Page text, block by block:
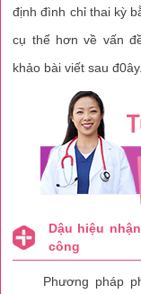
định đình chỉ thai kỳ
cụ thể hơn về vấn
khảo bài viết sau đ0ây.
Dậu hiệu
công
Phương pháp